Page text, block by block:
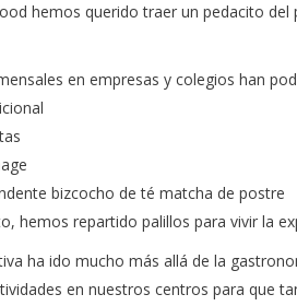
hemos querido traer un pedacito
en empresas y colegios han
bizcocho de té matcha de postre
hemos repartido palillos para vivir la
ha ido mucho más allá de la
en nuestros centros para que